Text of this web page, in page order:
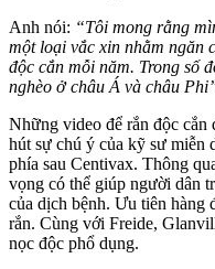
Anh nói: “Tôi mong rằng
một loại vắc xin nhằm ngăn
độc cắn mỗi năm. Trong số
nghèo ở châu Á và châu
Những video để rắn độc cắn
hút sự chú ý của kỹ sư miễn
phía sau Centivax. Thông
vọng có thể giúp người dân
của dịch bệnh. Ưu tiên hàng
rắn. Cùng với Freide,
nọc độc phổ dụng.